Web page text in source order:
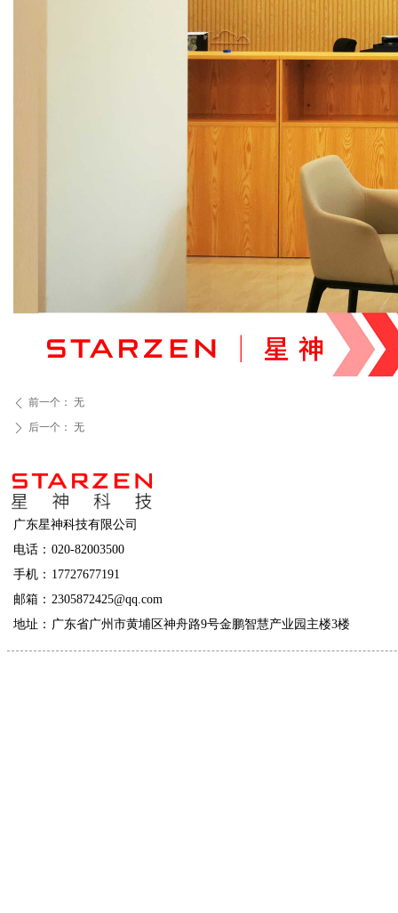
ꄴ 前一个： 无
ꄲ 后一个： 无
广东星神科技有限公司
电话： 020-82003500
手机： 17727677191
邮箱： 2305872425@qq.com
地址： 广东省广州市黄埔区神舟路9号金鹏智慧产业园主楼3楼